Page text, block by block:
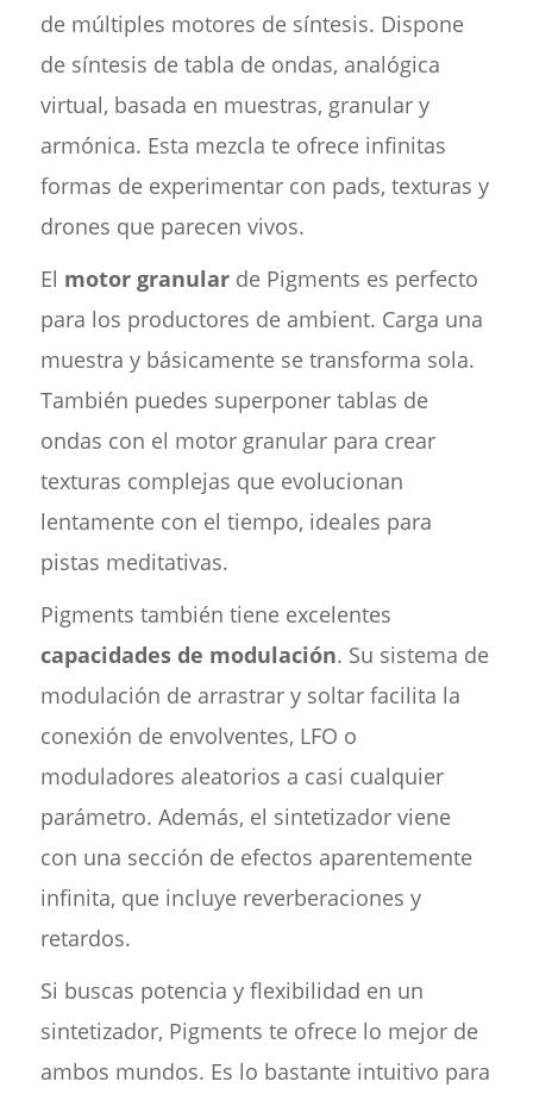
de múltiples motores de síntesis. Dispone
de síntesis de tabla de ondas, analógica
virtual, basada en muestras, granular y
armónica. Esta mezcla te ofrece infinitas
formas de experimentar con pads, texturas y
drones que parecen vivos.
El motor granularde Pigments es perfecto
para los productores de ambient. Carga una
muestra y básicamente se transforma sola.
También puedes superponer tablas de
ondas con el motor granular para crear
texturas complejas que evolucionan
lentamente con el tiempo, ideales para
pistas meditativas.
Pigments también tiene excelentes
capacidades de modulación. Su sistema de
modulación de arrastrar y soltar facilita la
conexión de envolventes, LFO o
moduladores aleatorios a casi cualquier
parámetro. Además, el sintetizador viene
con una sección de efectos aparentemente
infinita, que incluye reverberaciones y
retardos.
Si buscas potencia y flexibilidad en un
sintetizador, Pigments te ofrece lo mejor de
ambos mundos. Es lo bastante intuitivo para